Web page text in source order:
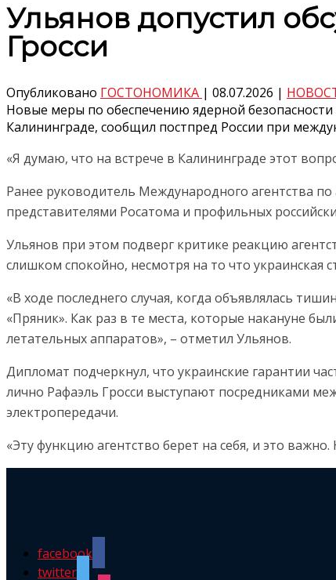
Ульянов допустил
Гросси
Опубликовано ГОСТОНОМИКА | 08.07.2026 |
Новые меры по обеспечению ядерной
Калининграде, сообщил постпред России при
«Я думаю, что на встрече в Калининграде этот
Ранее руководитель Международного агентства
представителями Росатома и профильных
Ульянов при этом подверг критике реакцию
слишком спокойно, несмотря на то что украинская
«В ходе последнего случая, когда объявлялась
«Пряник». Как раз в те места, которые накануне
летательных аппаратов», – отметил Ульянов.
Дипломат подчеркнул, что украинские гарантии
лично Рафаэль Гросси выступают посредниками
электропередачи.
«Эту функцию агентство берет на себя, и это
facebook
twitter